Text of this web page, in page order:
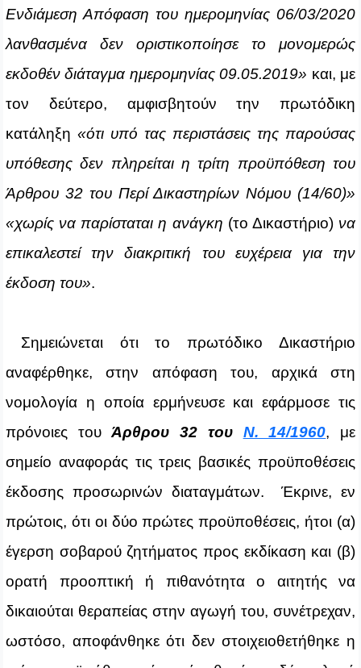
Ενδιάμεση Απόφαση του ημερομηνίας 06/03/2020
λανθασμένα δεν οριστικοποίησε το μονομερώς
εκδοθέν διάταγμα ημερομηνίας 09.05.2019» και, με
τον δεύτερο, αμφισβητούν την πρωτόδικη
κατάληξη «ότι υπό τας περιστάσεις της παρούσας
υπόθεσης δεν πληρείται η τρίτη προϋπόθεση του
Άρθρου 32 του Περί Δικαστηρίων Νόμου (14/60)»
«χωρίς να παρίσταται η ανάγκη (το Δικαστήριο)να
επικαλεστεί την διακριτική του ευχέρεια για την
έκδοση του».
Σημειώνεται ότι το πρωτόδικο Δικαστήριο
αναφέρθηκε, στην απόφαση του, αρχικά στη
νομολογία η οποία ερμήνευσε και εφάρμοσε τις
πρόνοιες τουΆρθρου 32 του Ν. 14/1960, με
σημείο αναφοράς τις τρεις βασικές προϋποθέσεις
έκδοσης προσωρινών διαταγμάτων. Έκρινε, εν
πρώτοις, ότι οι δύο πρώτες προϋποθέσεις, ήτοι (α)
έγερση σοβαρού ζητήματος προς εκδίκαση και (β)
ορατή προοπτική ή πιθανότητα ο αιτητής να
δικαιούται θεραπείας στην αγωγή του, συνέτρεχαν,
ωστόσο, αποφάνθηκε ότι δεν στοιχειοθετήθηκε η